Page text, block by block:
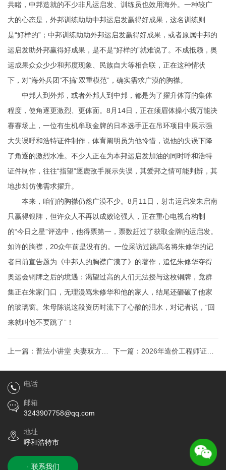
共睹，中邦造就的不少非凡运启发、训练员也效用海外。一种较广
大的心态是，外邦训练助助中邦运启发赢得好成果，这名训练则
是“好样的”；中邦训练助助外邦运启发赢得好成果，或者原属中邦的
运启发助外邦赢得好成果，是不是“好样的”就难说了。不成抵赖，奥
运成果众众少少和邦度现象、民族自大等相合联，正在这种情状
下，对“海外兵团”不搞“双重模范”，确实需求广漠的胸襟。
中邦人到外邦，或者外邦人到中邦，都是为了擢升体育的集体
程度，使角逐更激烈、更体面。8月14日，正在须眉体操小我万能决
赛赛场上，一位有生机牟取金牌的日本选手正在吊环项目中展示强
大失误呼和浩特证件制作 ，体育阐明员为他怜惜，说他的失误下降
了角逐的激烈水准。不少人正在为本邦运启发加油的同时呼和浩特
证件制作 ，往往“指望”逐鹿敌手展示失误，其爱邦之情可能判辨，其
地步却仿佛需求擢升。
本来，咱们的胸襟仍然广漠不少。8月11日，射击运启发朱启南
只赢得银牌，但许众人不再以成败论强人，正在重心电视台构制
的“今日之星”评选中，他得票第一，票数赶过了获取金牌的运启发。
如许的胸襟，20众年前是没有的。一位采访过跳高名将朱修华的记
者日前宣告题为《中邦人的胸襟广漠了》的著作，追忆朱修华夺得
奥运会铜牌之后的境遇：渴望过高的人们无法授与这枚铜牌，竟群
集正在朱家门口，无理漫骂朱修华和他的家人，结尾还砸破了他家
的玻璃窗。朱母陈说这段资历时流下了心酸的泪水，对记者说，“回
来就叫他不要跳了”！
上一篇： 普法小讲堂 夫妻双方到
民政部门协议离婚当天能拿到离
婚证吗？-
下一篇： 2026年造价工程师证书
价值暴涨，现在考下这本证的人
电话
邮箱
3243907758@qq.com
地址
呼和浩特市
· 联系我们